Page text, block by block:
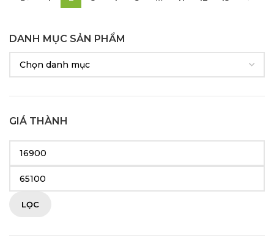
DANH MỤC SẢN PHẨM
GIÁ THÀNH
LỌC